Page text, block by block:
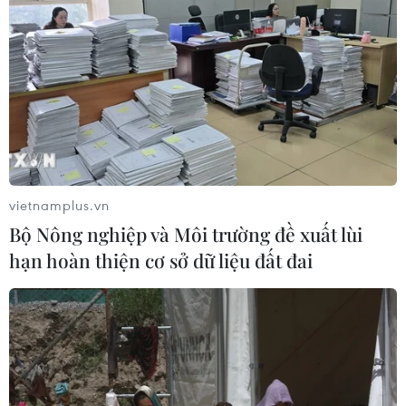
ra.
NGHE
qua.
NGHE
Miền Bắc vượt 10.000
mái nhà điện mặt trời,
nhiều hộ đã bán điện dư
thừa
Xu hướng đầu tư điện mặt
Jordan phản đối việc
hàng nghìn người Do
Thái lên Núi Đền cầu
nguyện
Jordan ngày 23/7 đã lên
vietnamplus.vn
Bộ Nông nghiệp và Môi trường đề xuất lùi
hạn hoàn thiện cơ sở dữ liệu đất đai